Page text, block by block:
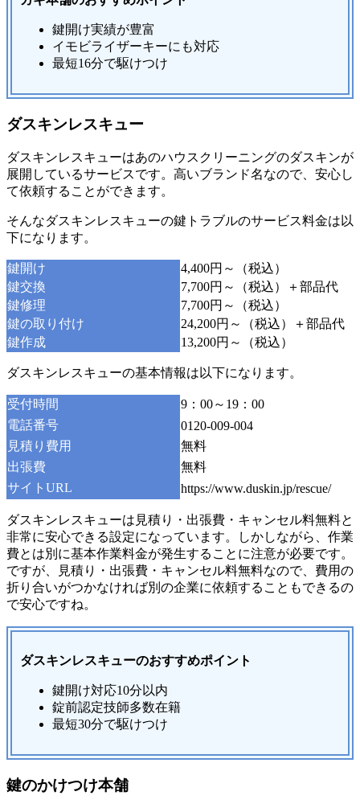
鍵開け実績が豊富
イモビライザーキーにも対応
最短16分で駆けつけ
ダスキンレスキュー
ダスキンレスキューはあのハウスクリーニングのダスキンが
展開しているサービスです。高いブランド名なので、安心し
て依頼することができます。
そんなダスキンレスキューの鍵トラブルのサービス料金は以
下になります。
鍵開け
4,400円～（税込）
鍵交換
7,700円～（税込）＋部品代
鍵修理
7,700円～（税込）
鍵の取り付け
24,200円～（税込）＋部品代
鍵作成
13,200円～（税込）
ダスキンレスキューの基本情報は以下になります。
受付時間
9：00～19：00
電話番号
0120-009-004
見積り費用
無料
出張費
無料
サイトURL
https://www.duskin.jp/rescue/
ダスキンレスキューは見積り・出張費・キャンセル料無料と
非常に安心できる設定になっています。しかしながら、作業
費とは別に基本作業料金が発生することに注意が必要です。
ですが、見積り・出張費・キャンセル料無料なので、費用の
折り合いがつかなければ別の企業に依頼することもできるの
で安心ですね。
ダスキンレスキューのおすすめポイント
鍵開け対応10分以内
錠前認定技師多数在籍
最短30分で駆けつけ
鍵のかけつけ本舗